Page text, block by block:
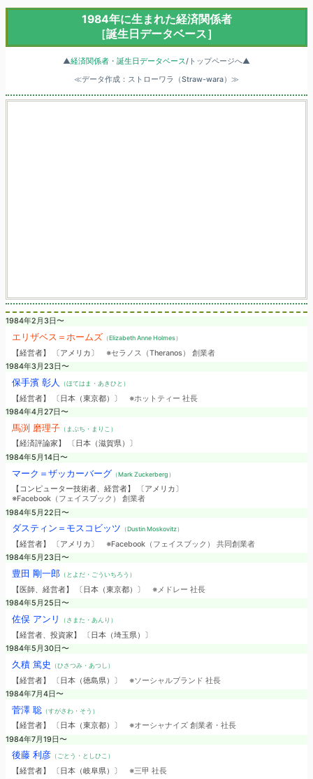
1984年に生まれた経済関係者
［誕生日データベース］
▲経済関係者・誕生日データベース/トップページへ▲
≪データ作成：ストローワラ（Straw-wara）≫
1984年2月3日〜
エリザベス＝ホームズ （Elizabeth Anne Holmes）
【経営者】 〔アメリカ〕 ※セラノス（Theranos） 創業者
1984年3月23日〜
保手濱 彰人 （ほてはま・あきひと）
【経営者】 〔日本（東京都）〕 ※ホットティー 社長
1984年4月27日〜
馬渕 磨理子（まぶち・まりこ）
【経済評論家】 〔日本（滋賀県）〕
1984年5月14日〜
マーク＝ザッカーバーグ （Mark Zuckerberg）
【コンピューター技術者、経営者】 〔アメリカ〕
※Facebook（フェイスブック） 創業者
1984年5月22日〜
ダスティン＝モスコビッツ （Dustin Moskovitz）
【経営者】 〔アメリカ〕 ※Facebook（フェイスブック） 共同創業者
1984年5月23日〜
豊田 剛一郎（とよだ・ごういちろう）
【医師、経営者】 〔日本（東京都）〕 ※メドレー 社長
1984年5月25日〜
佐俣 アンリ （さまた・あんり）
【経営者、投資家】 〔日本（埼玉県）〕
1984年5月30日〜
久積 篤史 （ひさつみ・あつし）
【経営者】 〔日本（徳島県）〕 ※ソーシャルブランド 社長
1984年7月4日〜
菅澤 聡（すがさわ・そう）
【経営者】 〔日本（東京都）〕 ※オーシャナイズ 創業者・社長
1984年7月19日〜
後藤 利彦（ごとう・としひこ）
【経営者】 〔日本（岐阜県）〕 ※三甲 社長